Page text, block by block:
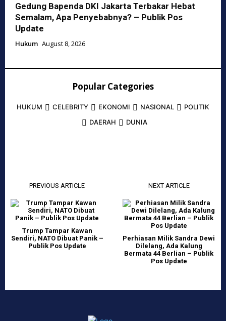
Gedung Bapenda DKI Jakarta Terbakar Hebat
Semalam, Apa Penyebabnya? – Publik Pos
Update
Hukum August 8, 2026
Popular Categories
HUKUM CELEBRITY EKONOMI NASIONAL
POLITIK
DAERAH
DUNIA
PREVIOUS ARTICLE
Trump Tampar Kawan
Sendiri, NATO Dibuat Panik –
Publik Pos Update
NEXT ARTICLE
Perhiasan Milik Sandra Dewi
Dilelang, Ada Kalung
Bermata 44 Berlian – Publik
Pos Update